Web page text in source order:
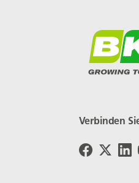
Verbinden